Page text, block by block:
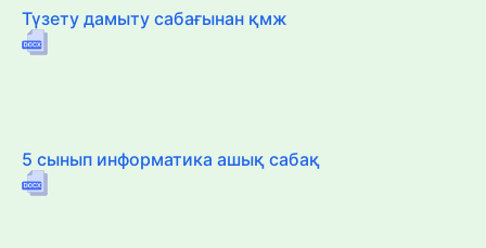
Түзету дамыту сабағынан қмж
5 сынып информатика ашық сабақ